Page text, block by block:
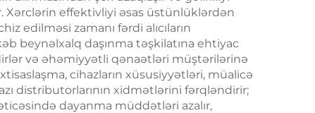
effektivliyi əsas üstünlüklərdən
edilməsi zamanı fərdi alıcıların
beynəlxalq daşınma təşkilatına ehtiyac
və əhəmiyyətli qənaətləri müştərilərinə
cihazların xüsusiyyətləri, müalicə
distributorlarının xidmətlərini fərqləndirir;
dayanma müddətləri azalır,